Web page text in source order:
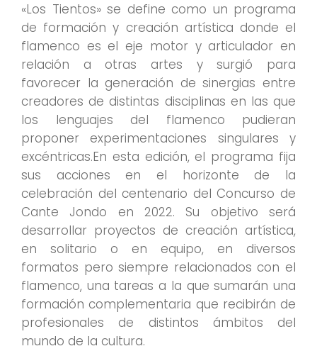
«Los Tientos» se define como un programa
de formación y creación artística donde el
flamenco es el eje motor y articulador en
relación a otras artes y surgió para
favorecer la generación de sinergias entre
creadores de distintas disciplinas en las que
los lenguajes del flamenco pudieran
proponer experimentaciones singulares y
excéntricas.En esta edición, el programa fija
sus acciones en el horizonte de la
celebración del centenario del Concurso de
Cante Jondo en 2022. Su objetivo será
desarrollar proyectos de creación artística,
en solitario o en equipo, en diversos
formatos pero siempre relacionados con el
flamenco, una tareas a la que sumarán una
formación complementaria que recibirán de
profesionales de distintos ámbitos del
mundo de la cultura.